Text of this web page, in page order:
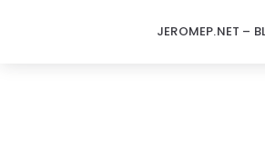
JEROMEP.NET –